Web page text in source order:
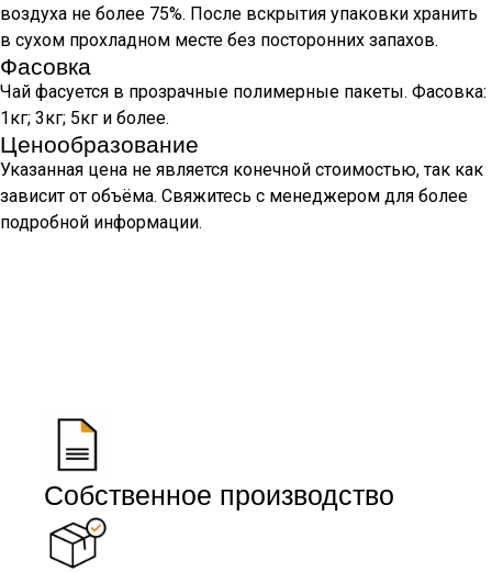
воздуха не более 75%. После вскрытия упаковки хранить
в сухом прохладном месте без посторонних запахов.
Фасовка
Чай фасуется в прозрачные полимерные пакеты. Фасовка:
1кг; 3кг; 5кг и более.
Ценообразование
Указанная цена не является конечной стоимостью, так как
зависит от объёма. Свяжитесь с менеджером для более
подробной информации.
Собственное производство